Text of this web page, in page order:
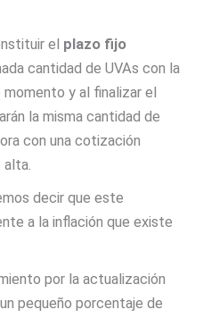
el plazo fijo
cantidad de UVAs con la
y al finalizar el
la misma cantidad de
con una cotización
alta.
decir que este
a la inflación que existe
por la actualización
pequeño porcentaje de